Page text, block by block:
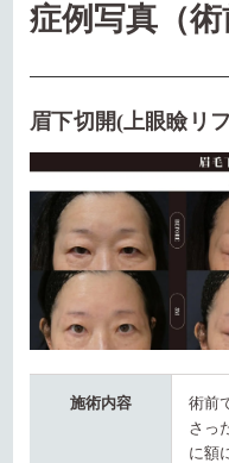
症例写真（術
眉下切開(上眼瞼リ
施術内容
術前
さっ
に額